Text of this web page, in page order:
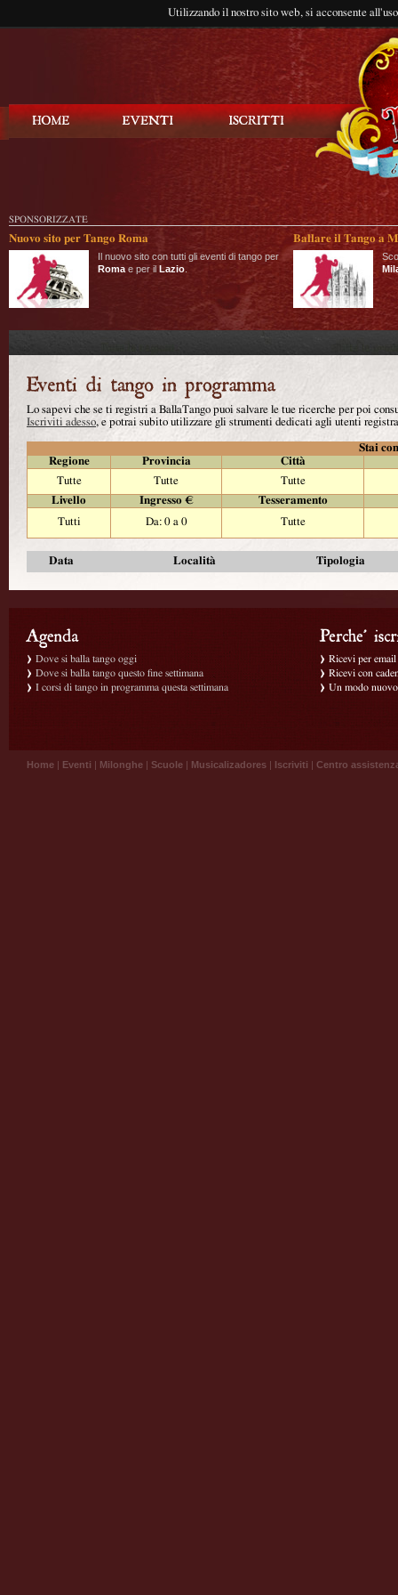
Utilizzando il nostro sito web, si acconsente
SPONSORIZZATE
Nuovo sito per Tango Roma
Il nuovo sito con tutti gli eventi di tango per
Roma e per il Lazio
Ballare il Tango a
Lo sapevi che se ti registri a BallaTango puoi salvare le tue ricerche per poi
Iscriviti adesso, e potrai subito utilizzare gli strumenti dedicati agli utenti
Stai
Regione
Provincia
Città
Tutte
Tutte
Tutte
Livello
Ingresso €
Tesseramento
Tutti
Da: 0 a 0 Tutte
Data Località Tipologia
Dove si balla tango oggi
Dove si balla tango questo fine settimana
I corsi di tango in programma questa settimana
Ricevi per
Ricevi con
Un modo
Home | Eventi | Milonghe | Scuole | Musicalizadores | Iscriviti | Centro